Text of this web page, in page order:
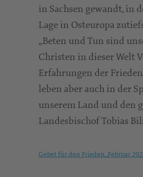
in Sachsen gewandt, in
Lage in Osteuropa
„Beten und Tun sind
Christen in dieser Welt
Erfahrungen der
leben aber auch in der
unserem Land und den
Landesbischof Tobias
Gebet für den Frieden_Februar